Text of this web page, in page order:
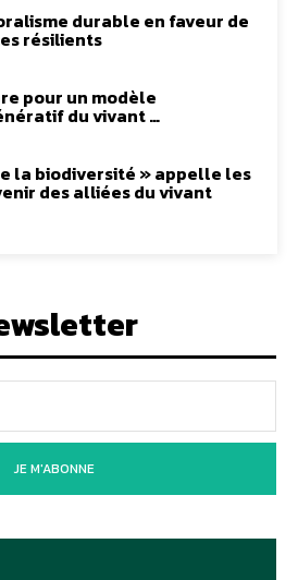
durable en faveur de
résilients
pour un modèle
du vivant …
de la biodiversité » appelle les
des alliées du vivant
JE M'ABONNE